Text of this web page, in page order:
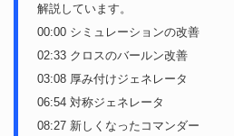
解説しています。
00:00 シミュレーションの改善
02:33 クロスのバールン改善
03:08 厚み付けジェネレータ
06:54 対称ジェネレータ
08:27 新しくなったコマンダー